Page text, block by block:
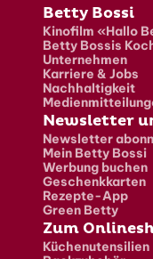
Fusszeile
Betty Bossi
Kinofilm «Hallo
Betty Bossis
Unternehmen
Karriere & Jobs
Nachhaltigkeit
Newsletter
Newsletter
Mein Betty Bossi
Werbung buchen
Geschenkkarten
Rezepte-App
Green Betty
Zum
Küchenutensilien